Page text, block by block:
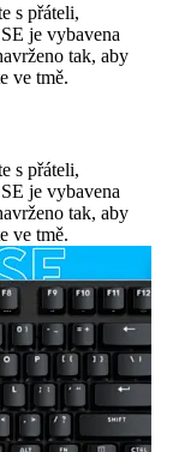
s přáteli,
je vybavena
tak, aby
ve tmě.
s přáteli,
je vybavena
tak, aby
ve tmě.